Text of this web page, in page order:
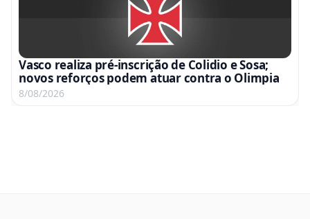
Vasco realiza pré-inscrição de Colidio e Sosa;
novos reforços podem atuar contra o Olimpia
8/08/2026